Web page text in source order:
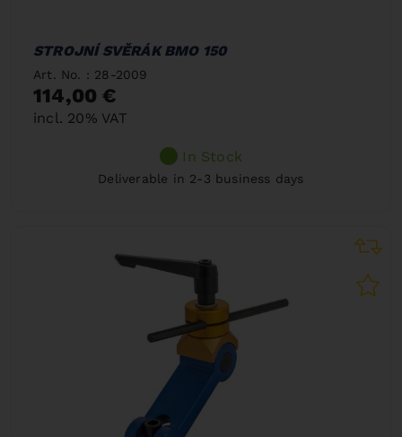
STROJNÍ SVĚRÁK BMO 150
Art. No. : 28-2009
114,00 €
incl. 20% VAT
In Stock
Deliverable in 2-3 business days